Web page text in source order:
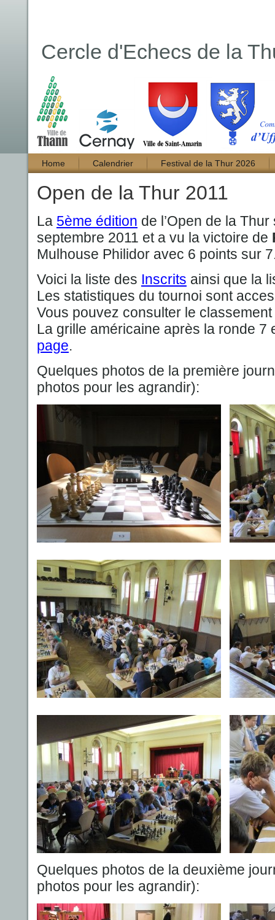
Cercle d'Echecs de la
Home Calendrier Festival de la Thur 2026
Open de la Thur 2011
La 5ème édition de l’Open de la
septembre 2011 et a vu la victoire de
Mulhouse Philidor avec 6 points sur
Voici la liste des Inscrits ainsi que la
Les statistiques du tournoi sont
Vous pouvez consulter le
La grille américaine après la ronde 7
page.
Quelques photos de la première
photos pour les agrandir):
Quelques photos de la deuxième
photos pour les agrandir):